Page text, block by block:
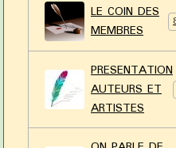
LE COIN DES
MEMBRES
PRESENTATION
AUTEURS ET
ARTISTES